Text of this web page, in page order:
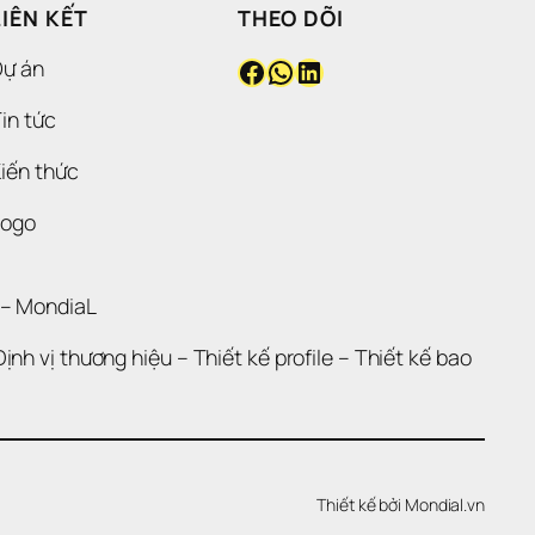
KẾT
án
tức
thức
THEO DÕI
Facebook WhatsApp LinkedIn
MondiaL
vị thương hiệu – Thiết kế profile – Thiết kế bao
Thiết kế bởi Mondial.vn